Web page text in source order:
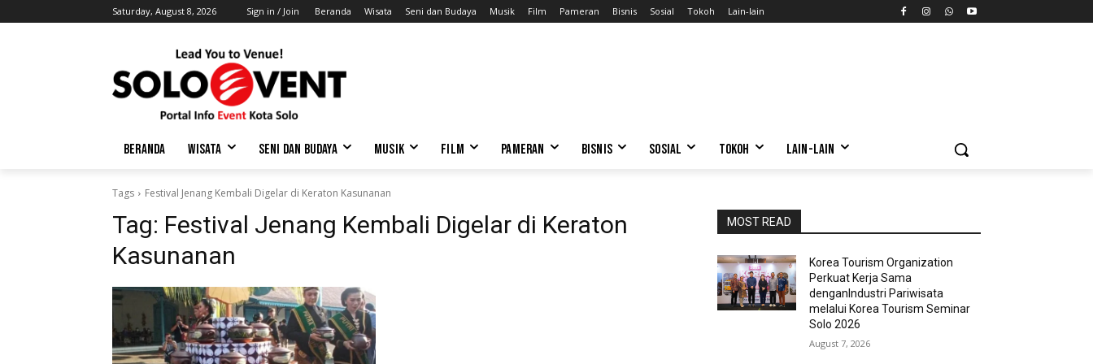
Saturday, August 8, 2026 Sign in / Join Beranda Wisata Seni dan Budaya Musik Film Pameran Bisnis Sosial Tokoh Lain-lain
BERANDA WISATA SENI DAN BUDAYA MUSIK FILM PAMERAN BISNIS SOSIAL TOKOH LAIN-LAIN
Tags Festival Jenang Kembali Digelar di Keraton Kasunanan
Tag: Festival Jenang Kembali Digelar di Keraton
Kasunanan
MOST READ
Korea Tourism Organization
Perkuat Kerja Sama
denganIndustri Pariwisata
melalui Korea Tourism Seminar
Solo 2026
August 7, 2026